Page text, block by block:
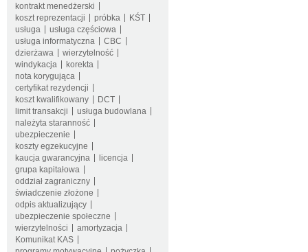
kontrakt menedżerski
koszt reprezentacji
próbka
KŚT
usługa
usługa częściowa
usługa informatyczna
CBC
dzierżawa
wierzytelność
windykacja
korekta
nota korygująca
certyfikat rezydencji
koszt kwalifikowany
DCT
limit transakcji
usługa budowlana
należyta staranność
ubezpieczenie
koszty egzekucyjne
kaucja gwarancyjna
licencja
grupa kapitałowa
oddział zagraniczny
świadczenie złożone
odpis aktualizujący
ubezpieczenie społeczne
wierzytelności
amortyzacja
Komunikat KAS